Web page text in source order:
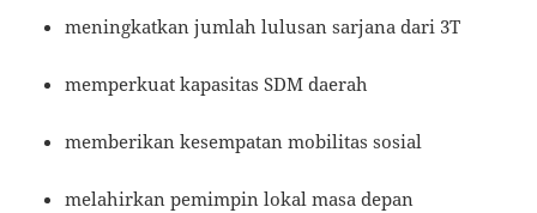
meningkatkan jumlah lulusan sarjana dari 3T
memperkuat kapasitas SDM daerah
memberikan kesempatan mobilitas sosial
melahirkan pemimpin lokal masa depan